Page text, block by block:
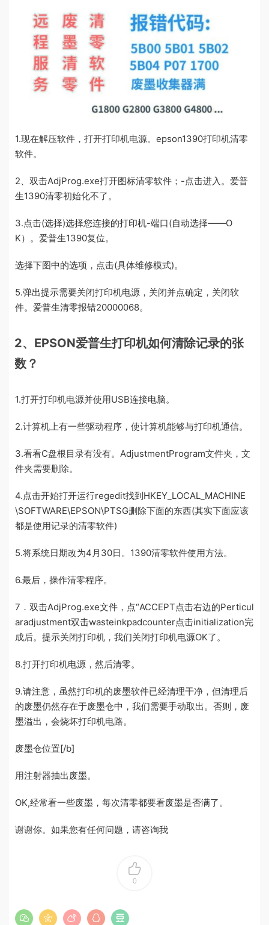
1.现在解压软件，打开打印机电源。epson1390打印机清零
软件。
2、双击AdjProg.exe打开图标清零软件；-点击进入。爱普
生1390清零初始化不了。
3.点击(选择)选择您连接的打印机-端口(自动选择——O
K）。爱普生1390复位。
选择下图中的选项，点击(具体维修模式)。
5.弹出提示需要关闭打印机电源，关闭并点确定，关闭软
件。爱普生清零报错20000068。
2、EPSON爱普生打印机如何清除记录的张
数？
1.打开打印机电源并使用USB连接电脑。
2.计算机上有一些驱动程序，使计算机能够与打印机通信。
3.看看C盘根目录有没有。AdjustmentProgram文件夹，文
件夹需要删除。
4.点击开始打开运行regedit找到HKEY_LOCAL_MACHINE
\SOFTWARE\EPSON\PTSG删除下面的东西(其实下面应该
都是使用记录的清零软件)
5.将系统日期改为4月30日。1390清零软件使用方法。
6.最后，操作清零程序。
7．双击AdjProg.exe文件，点“ACCEPT点击右边的Perticul
aradjustment双击wasteinkpadcounter点击initialization完
成后。提示关闭打印机，我们关闭打印机电源OK了。
8.打开打印机电源，然后清零。
9.请注意，虽然打印机的废墨软件已经清理干净，但清理后
的废墨仍然存在于废墨仓中，我们需要手动取出。否则，废
墨溢出，会烧坏打印机电路。
废墨仓位置[/b]
用注射器抽出废墨。
OK,经常看一些废墨，每次清零都要看废墨是否满了。
谢谢你。如果您有任何问题，请咨询我
0